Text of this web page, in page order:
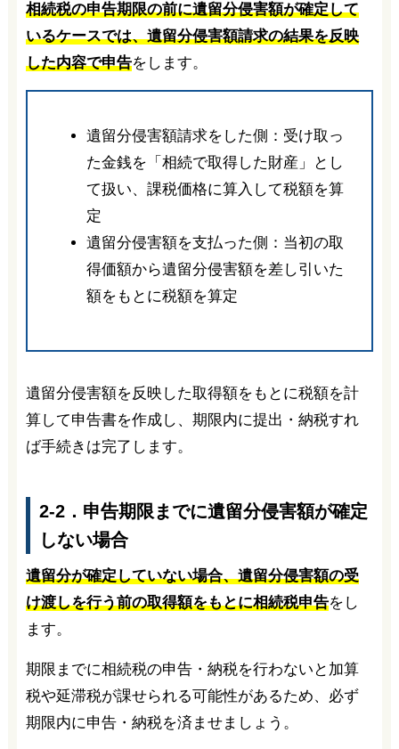
相続税の申告期限の前に遺留分侵害額が確定して
いるケースでは、遺留分侵害額請求の結果を反映
した内容で申告をします。
遺留分侵害額請求をした側：受け取っ
た金銭を「相続で取得した財産」とし
て扱い、課税価格に算入して税額を算
定
遺留分侵害額を支払った側：当初の取
得価額から遺留分侵害額を差し引いた
額をもとに税額を算定
遺留分侵害額を反映した取得額をもとに税額を計
算して申告書を作成し、期限内に提出・納税すれ
ば手続きは完了します。
2-2．申告期限までに遺留分侵害額が確定
しない場合
遺留分が確定していない場合、遺留分侵害額の受
け渡しを行う前の取得額をもとに相続税申告をし
ます。
期限までに相続税の申告・納税を行わないと加算
税や延滞税が課せられる可能性があるため、必ず
期限内に申告・納税を済ませましょう。